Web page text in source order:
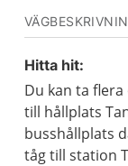
Hitta hit:
Du kan ta
till hållplats
busshållplats
tåg till station